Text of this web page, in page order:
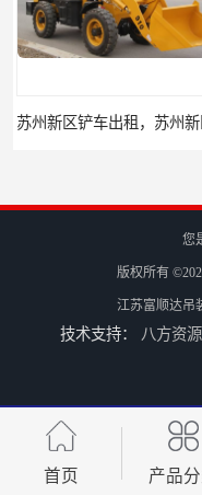
您
版权所有
江苏富顺达吊
技术支持： 八方资
首页 产品